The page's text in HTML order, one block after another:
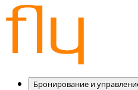
Бронирование и